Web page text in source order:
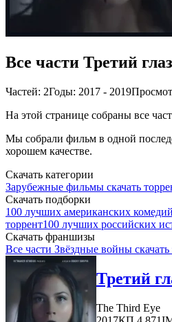
Все части Третий глаз
Частей: 2Годы: 2017 - 2019
На этой странице собраны все
Мы собрали фильм в одной
хорошем качестве.
Скачать категории
Зарубежные фильмы скачать
Скачать подборки
100 лучших американских
торрент100 лучших российских
Скачать франшизы
Все части Звёздные войны скачать
Третий
The Third Eye